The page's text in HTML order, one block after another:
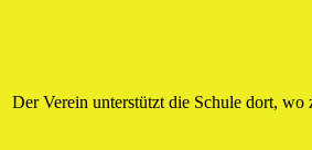
Der Verein unterstützt die Schule dort, wo